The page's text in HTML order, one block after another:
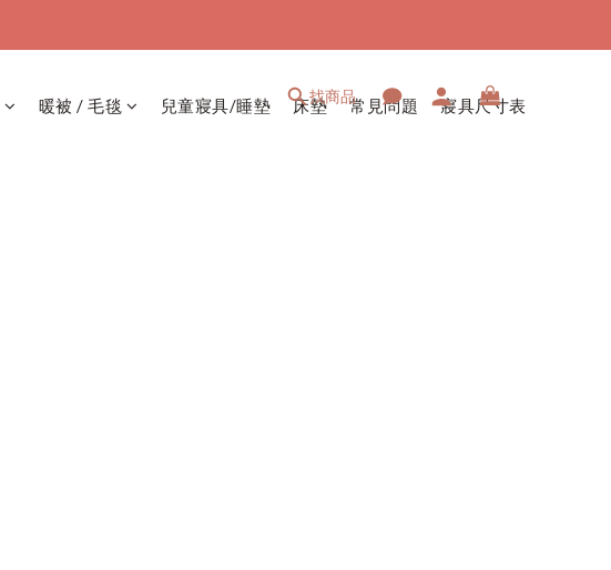
找商品
暖被 / 毛毯 兒童寢具/睡墊 床墊 常見問題 寢具尺寸表